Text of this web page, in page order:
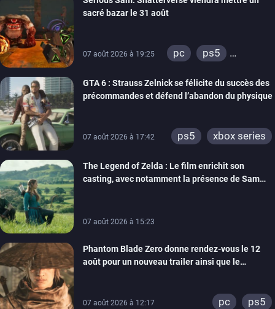
switch
ps4
sacré bazar le 31 août
07 août 2026 à 19:25 pc
ps5
GTA 6 : Strauss Zelnick se félicite du succès des
précommandes et défend l’abandon du physique
07 août 2026 à 17:42 ps5 xbox series
The Legend of Zelda : Le film enrichit son
casting, avec notamment la présence de Sam
07 août 2026 à 15:23
Phantom Blade Zero donne rendez-vous le 12
août pour un nouveau trailer ainsi que le
07 août 2026 à 12:17 pc ps5